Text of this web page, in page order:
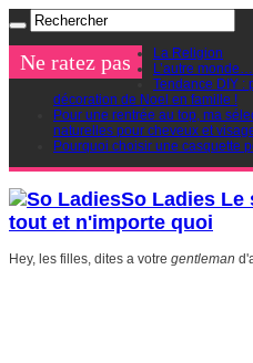
Ne ratez pas
La Religion
L’autre monde…
Tendance DIY :
décoration de Noel en famille !
Pour une rentrée au top, ma
naturelles pour cheveux et
Pourquoi choisir une casquette
So Ladies
tout et n'importe quoi
Hey, les filles, dites a votre gentleman